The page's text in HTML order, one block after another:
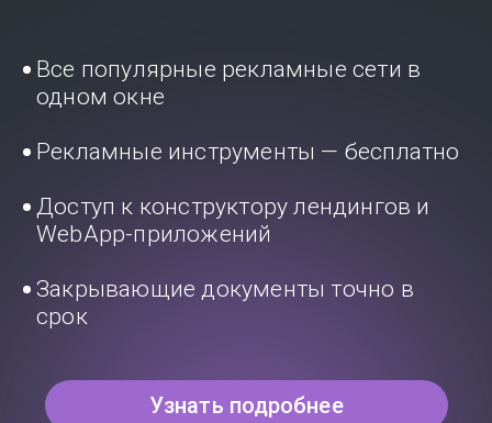
Все популярные рекламные сети в
одном окне
Рекламные инструменты — бесплатно
Доступ к конструктору лендингов и
WebApp-приложений
Закрывающие документы точно в
срок
Узнать подробнее